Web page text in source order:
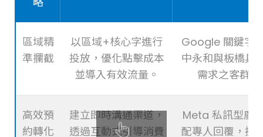
區域精
準攔截
以區域+核心字進行
投放，優化點擊成本
並導入有效流量。
Google 關鍵字
中永和與板橋具
需求之客群。
高效預
約轉化
建立即時溝通渠道，
透過互動式引導消費
Meta 私訊型廣
配專人回覆，提